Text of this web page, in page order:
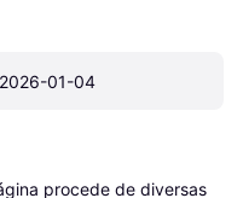
2026-01-04
procede de diversas